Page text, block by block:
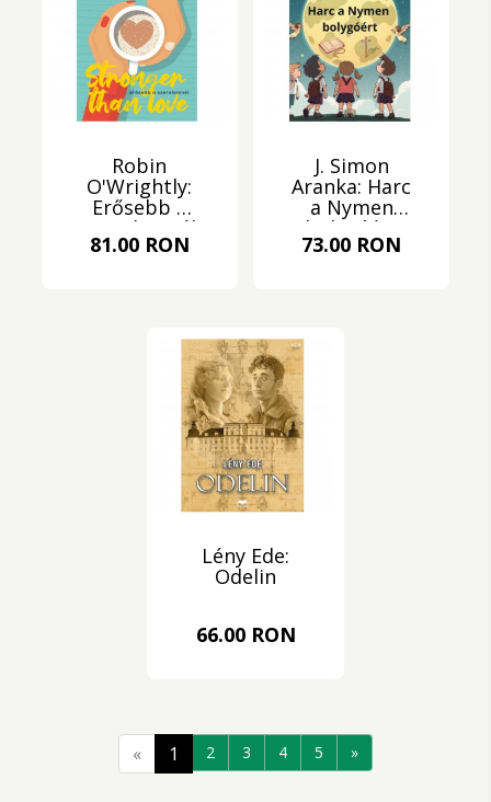
Robin
O'Wrightly:
Erősebb a
szerelemnél
81.00 RON
J. Simon
Aranka: Harc
a Nymen
bolygóért
73.00 RON
Lény Ede:
Odelin
66.00 RON
« 1 2 3 4 5 »